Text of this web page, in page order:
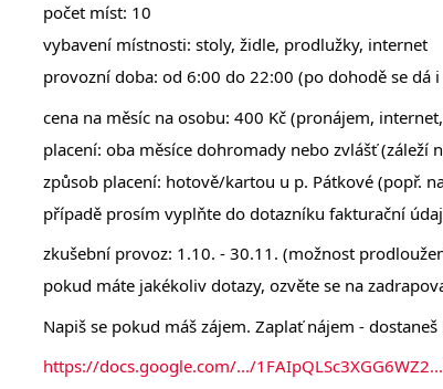
počet míst: 10
vybavení místnosti: stoly, židle, prodlužky, internet
provozní doba: od 6:00 do 22:00 (po dohodě se dá i
cena na měsíc na osobu: 400 Kč (pronájem,
placení: oba měsíce dohromady nebo zvlášť (záleží
způsob placení: hotově/kartou u p. Pátkové (popř.
případě prosím vyplňte do dotazníku fakturační
zkušební provoz: 1.10. - 30.11. (možnost
pokud máte jakékoliv dotazy, ozvěte se na
Napiš se pokud máš zájem. Zaplať nájem -
https://docs.google.com/.../